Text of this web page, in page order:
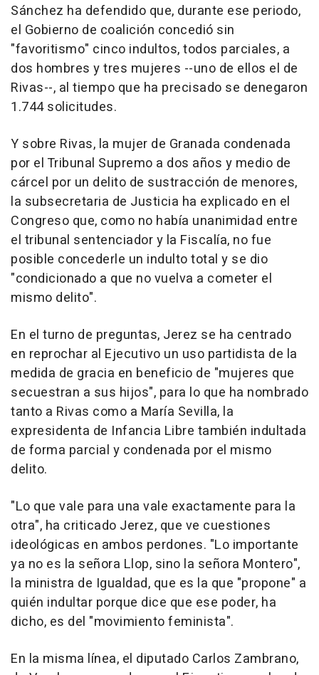
Sánchez ha defendido que, durante ese periodo,
el Gobierno de coalición concedió sin
"favoritismo" cinco indultos, todos parciales, a
dos hombres y tres mujeres --uno de ellos el de
Rivas--, al tiempo que ha precisado se denegaron
1.744 solicitudes.
Y sobre Rivas, la mujer de Granada condenada
por el Tribunal Supremo a dos años y medio de
cárcel por un delito de sustracción de menores,
la subsecretaria de Justicia ha explicado en el
Congreso que, como no había unanimidad entre
el tribunal sentenciador y la Fiscalía, no fue
posible concederle un indulto total y se dio
"condicionado a que no vuelva a cometer el
mismo delito".
En el turno de preguntas, Jerez se ha centrado
en reprochar al Ejecutivo un uso partidista de la
medida de gracia en beneficio de "mujeres que
secuestran a sus hijos", para lo que ha nombrado
tanto a Rivas como a María Sevilla, la
expresidenta de Infancia Libre también indultada
de forma parcial y condenada por el mismo
delito.
"Lo que vale para una vale exactamente para la
otra", ha criticado Jerez, que ve cuestiones
ideológicas en ambos perdones. "Lo importante
ya no es la señora Llop, sino la señora Montero",
la ministra de Igualdad, que es la que "propone" a
quién indultar porque dice que ese poder, ha
dicho, es del "movimiento feminista".
En la misma línea, el diputado Carlos Zambrano,